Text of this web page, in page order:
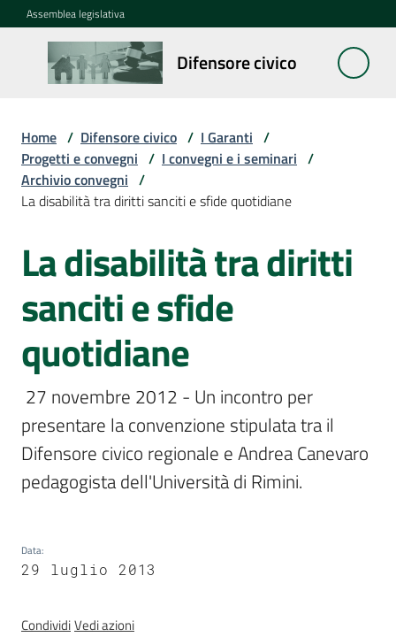
Vai al contenuto
Vai alla navigazione
Vai al footer
Assemblea legislativa
Difensore civico
Difensore
civico
Cosa
fa
La
Assemblea
legislativa
Assemblea
Argomenti
Per i media
Home / Difensore civico / I Garanti /
Progetti e convegni / I convegni e i seminari /
Archivio convegni /
La disabilità tra diritti sanciti e sfide quotidiane
Salta al contenuto
La disabilità tra diritti
sanciti e sfide
quotidiane
presentare la convenzione stipulata tra il
Difensore civico regionale e Andrea Canevaro
pedagogista dell'Università di Rimini.
Data:
29 luglio 2013
CondividiVedi azioni